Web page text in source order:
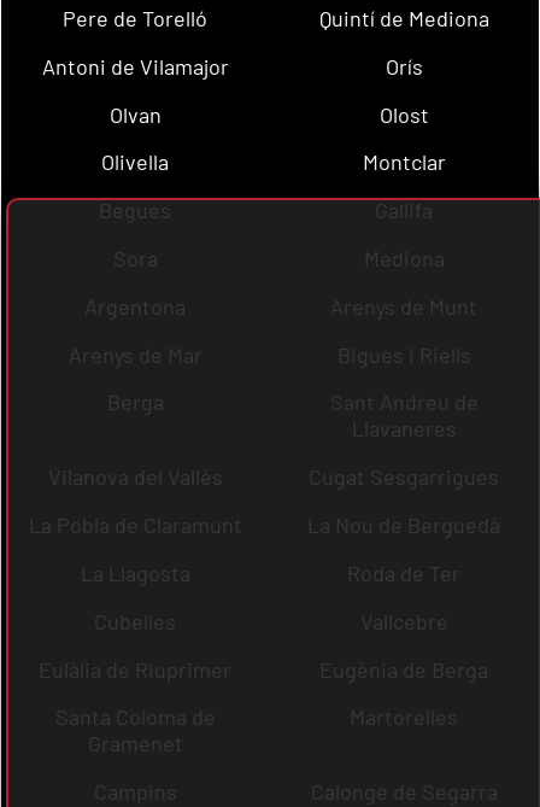
Pere de Torelló
Quintí de Mediona
Antoni de Vilamajor
Orís
Olvan
Olost
Olivella
Montclar
Begues
Gallifa
Sora
Mediona
Argentona
Arenys de Munt
Arenys de Mar
Bigues i Riells
Berga
Sant Andreu de
Llavaneres
Vilanova del Vallès
Cugat Sesgarrigues
La Pobla de Claramunt
La Nou de Berguedà
La Llagosta
Roda de Ter
Cubelles
Vallcebre
Eulàlia de Riuprimer
Eugènia de Berga
Santa Coloma de
Gramenet
Martorelles
Campins
Calonge de Segarra